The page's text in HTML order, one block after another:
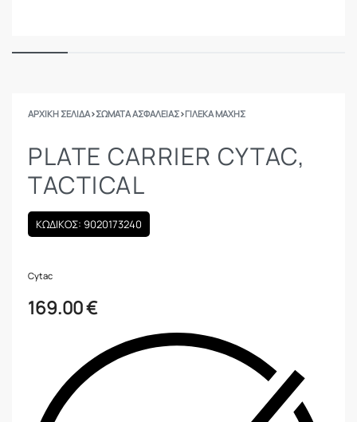
ΑΡΧΙΚΉ ΣΕΛΊΔΑ›ΣΩΜΑΤΑ ΑΣΦΑΛΕΙΑΣ›ΓΙΛΈΚΑ ΜΆΧΗΣ
PLATE CARRIER CYTAC,
TACTICAL
ΚΩΔΙΚΟΣ: 9020173240
Cytac
169.00€